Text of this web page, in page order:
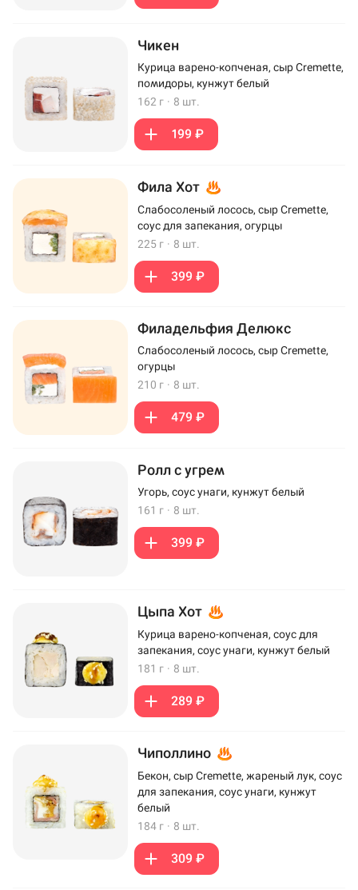
Чикен
Курица варено-копченая, сыр Cremette,
помидоры, кунжут белый
162 г · 8 шт.
199 ₽
Фила Хот
Слабосоленый лосось, сыр Cremette,
соус для запекания, огурцы
225 г · 8 шт.
399 ₽
Филадельфия Делюкс
Слабосоленый лосось, сыр Cremette,
огурцы
210 г · 8 шт.
479 ₽
Ролл с угрем
Угорь, соус унаги, кунжут белый
161 г · 8 шт.
399 ₽
Цыпа Хот
Курица варено-копченая, соус для
запекания, соус унаги, кунжут белый
181 г · 8 шт.
289 ₽
Чиполлино
Бекон, сыр Cremette, жареный лук, соус
для запекания, соус унаги, кунжут
белый
184 г · 8 шт.
309 ₽